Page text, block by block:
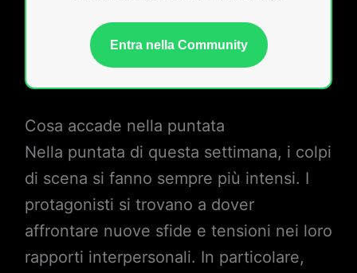
Entra nella Community
Cosa accade nella puntata
Nella puntata di questa settimana, i colpi
di scena si fanno sempre più intensi. I
protagonisti si trovano a dover
affrontare nuove sfide e tensioni nei loro
rapporti interpersonali. In particolare,